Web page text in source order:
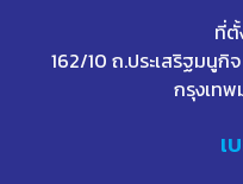
ที่
162/10 ถ.ประเสริฐมนูกิ
กรุงเท
เ